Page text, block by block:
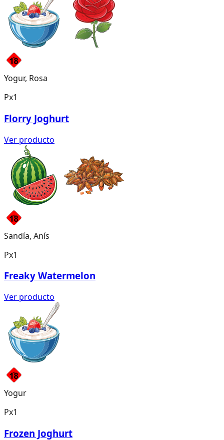
Yogur, Rosa
Px1
Florry Joghurt
Ver producto
Sandía, Anís
Px1
Freaky Watermelon
Ver producto
Yogur
Px1
Frozen Joghurt